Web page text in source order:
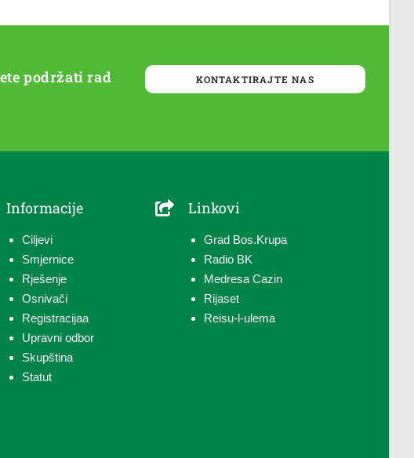
podržati rad
KONTAKTIRAJTE NAS
Informacije
Ciljevi
Smjernice
Rješenje
Osnivači
Registracijaa
Upravni odbor
Skupština
Statut
Linkovi
Grad Bos.Krupa
Radio BK
Medresa Cazin
Rijaset
Reisu-l-ulema